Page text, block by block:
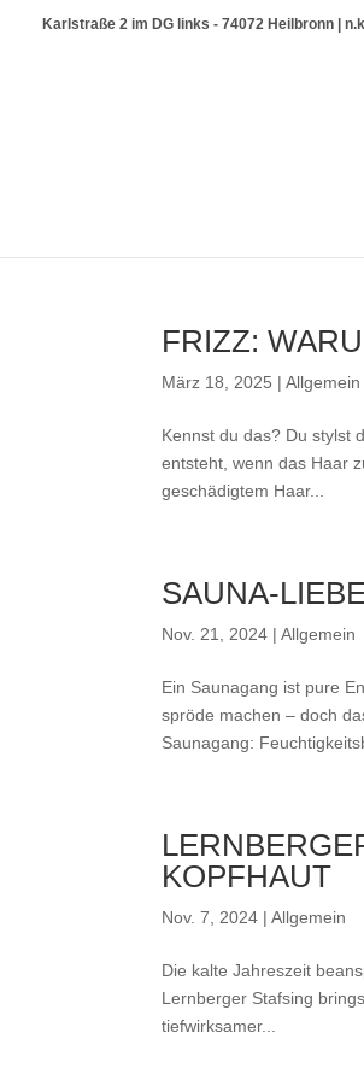
Karlstraße 2 im DG links - 74072 Heilbronn |
FRIZZ:
März 18, 2025 |Allgemein
Kennst du das? Du stylst
entsteht, wenn das Haar
geschädigtem Haar...
SAUNA-
Nov. 21, 2024 |Allgemein
Ein Saunagang ist pure
spröde machen – doch
Saunagang:
KOPFHAUT
Nov. 7, 2024 |Allgemein
Die kalte Jahreszeit
Lernberger Stafsing
tiefwirksamer...